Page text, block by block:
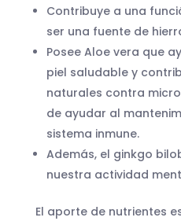
Contribuye a una
ser una fuente de
Posee Aloe vera que
piel saludable y
naturales contra
de ayudar al
sistema inmune.
Además, el ginkgo
nuestra actividad
El aporte de nutrientes